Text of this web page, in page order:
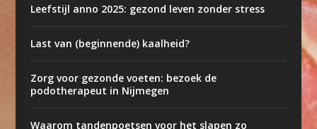
Leefstijl anno 2025: gezond leven zonder stress
Last van (beginnende) kaalheid?
Zorg voor gezonde voeten: bezoek de
podotherapeut in Nijmegen
Waarom tandenpoetsen voor het slapen zo